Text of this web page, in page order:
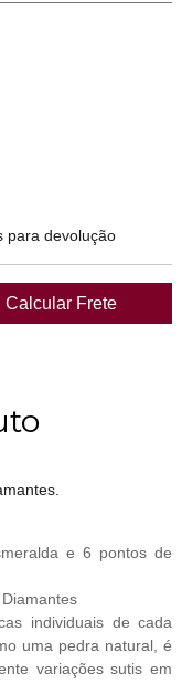
para devolução
e 6 pontos de
individuais de cada
uma pedra natural, é
variações sutis em